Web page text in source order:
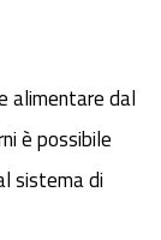
alimentare dal
è possibile
sistema di